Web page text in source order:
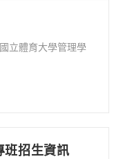
立體育大學管理學
班招生資訊